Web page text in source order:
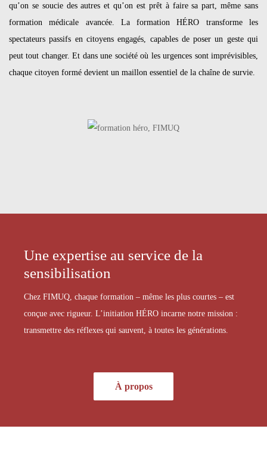
qu’on se soucie des autres et qu’on est prêt à faire sa part, même sans
formation médicale avancée. La formation HÉRO transforme les
spectateurs passifs en citoyens engagés, capables de poser un geste qui
peut tout changer. Et dans une société où les urgences sont imprévisibles,
chaque citoyen formé devient un maillon essentiel de la chaîne de survie.
Une expertise au service de la
sensibilisation
Chez FIMUQ, chaque formation – même les plus courtes – est
conçue avec rigueur. L’initiation HÉRO incarne notre mission :
transmettre des réflexes qui sauvent, à toutes les générations.
À propos